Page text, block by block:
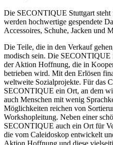
Die SECONTIQUE Stuttgart steht
werden hochwertige gespendete
Accessoires, Schuhe, Jacken und
Die Teile, die in den Verkauf
modisch sein. Die SECONTIQUE
der Aktion Hoffnung, die in
betrieben wird. Mit den Erlösen
weltweite Sozialprojekte. Für das
SECONTIQUE ein Ort, an dem
auch Menschen mit wenig
Möglichkeiten reichen von
Workshopleitung. Neben einer
SECONTIQUE auch ein Ort für
die vom Caleidoskop entwickelt